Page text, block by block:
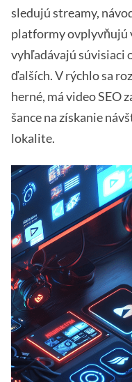
sledujú streamy,
platformy ovplyvňujú
vyhľadávajú súvisiaci
ďalších. V rýchlo sa
herné, má video SEO
šance na získanie
lokalite.